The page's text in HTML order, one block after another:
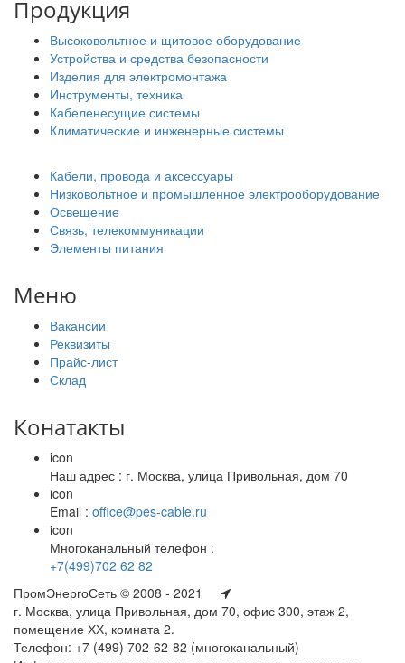
Продукция
Высоковольтное и щитовое оборудование
Устройства и средства безопасности
Изделия для электромонтажа
Инструменты, техника
Кабеленесущие системы
Климатические и инженерные системы
Кабели, провода и аксессуары
Низковольтное и промышленное электрооборудование
Освещение
Связь, телекоммуникации
Элементы питания
Меню
Вакансии
Реквизиты
Прайс-лист
Склад
Конатакты
icon
Наш адрес : г. Москва, улица Привольная, дом 70
icon
Email : office@pes-cable.ru
icon
Многоканальный телефон :
+7(499)702 62 82
ПромЭнергоСеть © 2008 - 2021
г. Москва, улица Привольная, дом 70, офис 300, этаж 2,
помещение ХХ, комната 2.
Телефон: +7 (499) 702-62-82 (многоканальный)